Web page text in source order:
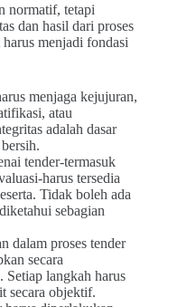
normatif, tetapi
dan hasil dari proses
menjadi fondasi
menjaga kejujuran,
atau
adalah dasar
tender-termasuk
harus tersedia
Tidak boleh ada
sebagian
dalam proses tender
secara
langkah harus
secara objektif.